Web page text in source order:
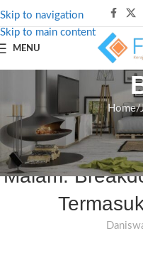
Skip to navigation
Skip to main content
MENU
Home
Budget
Malam: